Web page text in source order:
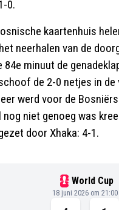
0.
kaartenhuis
neerhalen van de
minuut de
de 2-0 netjes in
werd voor de
niet genoeg was
door Xhaka: 4-1.
World Cup
18 juni 2026 om 21:00